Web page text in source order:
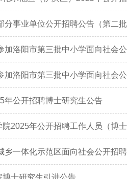
分事业单位公开招聘公告（第二批
加洛阳市第三批中小学面向社会
加洛阳市第三批中小学面向社会
年公开招聘博士研究生公告
2025年公开招聘工作人员（博
乡一体化示范区面向社会公开招
博士研究生引进公告